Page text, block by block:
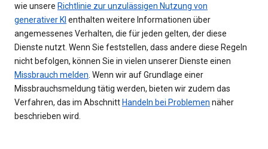
wie unsere Richtlinie zur unzulässigen Nutzung von
generativer KI enthalten weitere Informationen über
angemessenes Verhalten, die für jeden gelten, der diese
Dienste nutzt. Wenn Sie feststellen, dass andere diese Regeln
nicht befolgen, können Sie in vielen unserer Dienste einen
Missbrauch melden. Wenn wir auf Grundlage einer
Missbrauchsmeldung tätig werden, bieten wir zudem das
Verfahren, das im Abschnitt Handeln bei Problemen näher
beschrieben wird.